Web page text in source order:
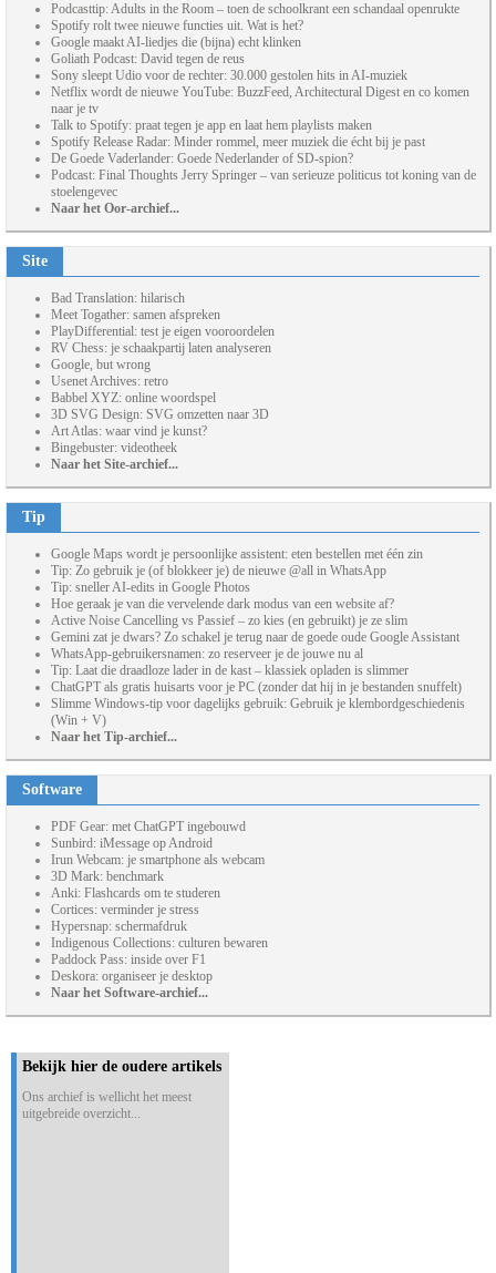
Podcasttip: Adults in the Room – toen de schoolkrant een schandaal openrukte
Spotify rolt twee nieuwe functies uit. Wat is het?
Google maakt AI-liedjes die (bijna) echt klinken
Goliath Podcast: David tegen de reus
Sony sleept Udio voor de rechter: 30.000 gestolen hits in AI-muziek
Netflix wordt de nieuwe YouTube: BuzzFeed, Architectural Digest en co komen
naar je tv
Talk to Spotify: praat tegen je app en laat hem playlists maken
Spotify Release Radar: Minder rommel, meer muziek die écht bij je past
De Goede Vaderlander: Goede Nederlander of SD-spion?
Podcast: Final Thoughts Jerry Springer – van serieuze politicus tot koning van de
stoelengevec
Naar het Oor-archief...
Site
Bad Translation: hilarisch
Meet Togather: samen afspreken
PlayDifferential: test je eigen vooroordelen
RV Chess: je schaakpartij laten analyseren
Google, but wrong
Usenet Archives: retro
Babbel XYZ: online woordspel
3D SVG Design: SVG omzetten naar 3D
Art Atlas: waar vind je kunst?
Bingebuster: videotheek
Naar het Site-archief...
Tip
Google Maps wordt je persoonlijke assistent: eten bestellen met één zin
Tip: Zo gebruik je (of blokkeer je) de nieuwe @all in WhatsApp
Tip: sneller AI-edits in Google Photos
Hoe geraak je van die vervelende dark modus van een website af?
Active Noise Cancelling vs Passief – zo kies (en gebruikt) je ze slim
Gemini zat je dwars? Zo schakel je terug naar de goede oude Google Assistant
WhatsApp-gebruikersnamen: zo reserveer je de jouwe nu al
Tip: Laat die draadloze lader in de kast – klassiek opladen is slimmer
ChatGPT als gratis huisarts voor je PC (zonder dat hij in je bestanden snuffelt)
Slimme Windows-tip voor dagelijks gebruik: Gebruik je klembordgeschiedenis
(Win + V)
Naar het Tip-archief...
Software
PDF Gear: met ChatGPT ingebouwd
Sunbird: iMessage op Android
Irun Webcam: je smartphone als webcam
3D Mark: benchmark
Anki: Flashcards om te studeren
Cortices: verminder je stress
Hypersnap: schermafdruk
Indigenous Collections: culturen bewaren
Paddock Pass: inside over F1
Deskora: organiseer je desktop
Naar het Software-archief...
Bekijk hier de oudere artikels
Ons archief is wellicht het meest
uitgebreide overzicht...